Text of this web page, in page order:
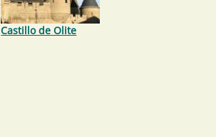
Castillo de Olite